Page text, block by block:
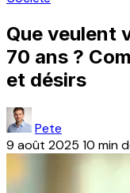
Que veulent
70 ans ?
et désirs
Pete
9 août 2025 10 min